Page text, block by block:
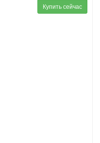
Купить сейчас